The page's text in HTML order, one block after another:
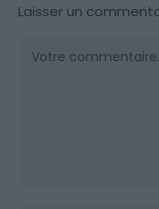
Laisser un